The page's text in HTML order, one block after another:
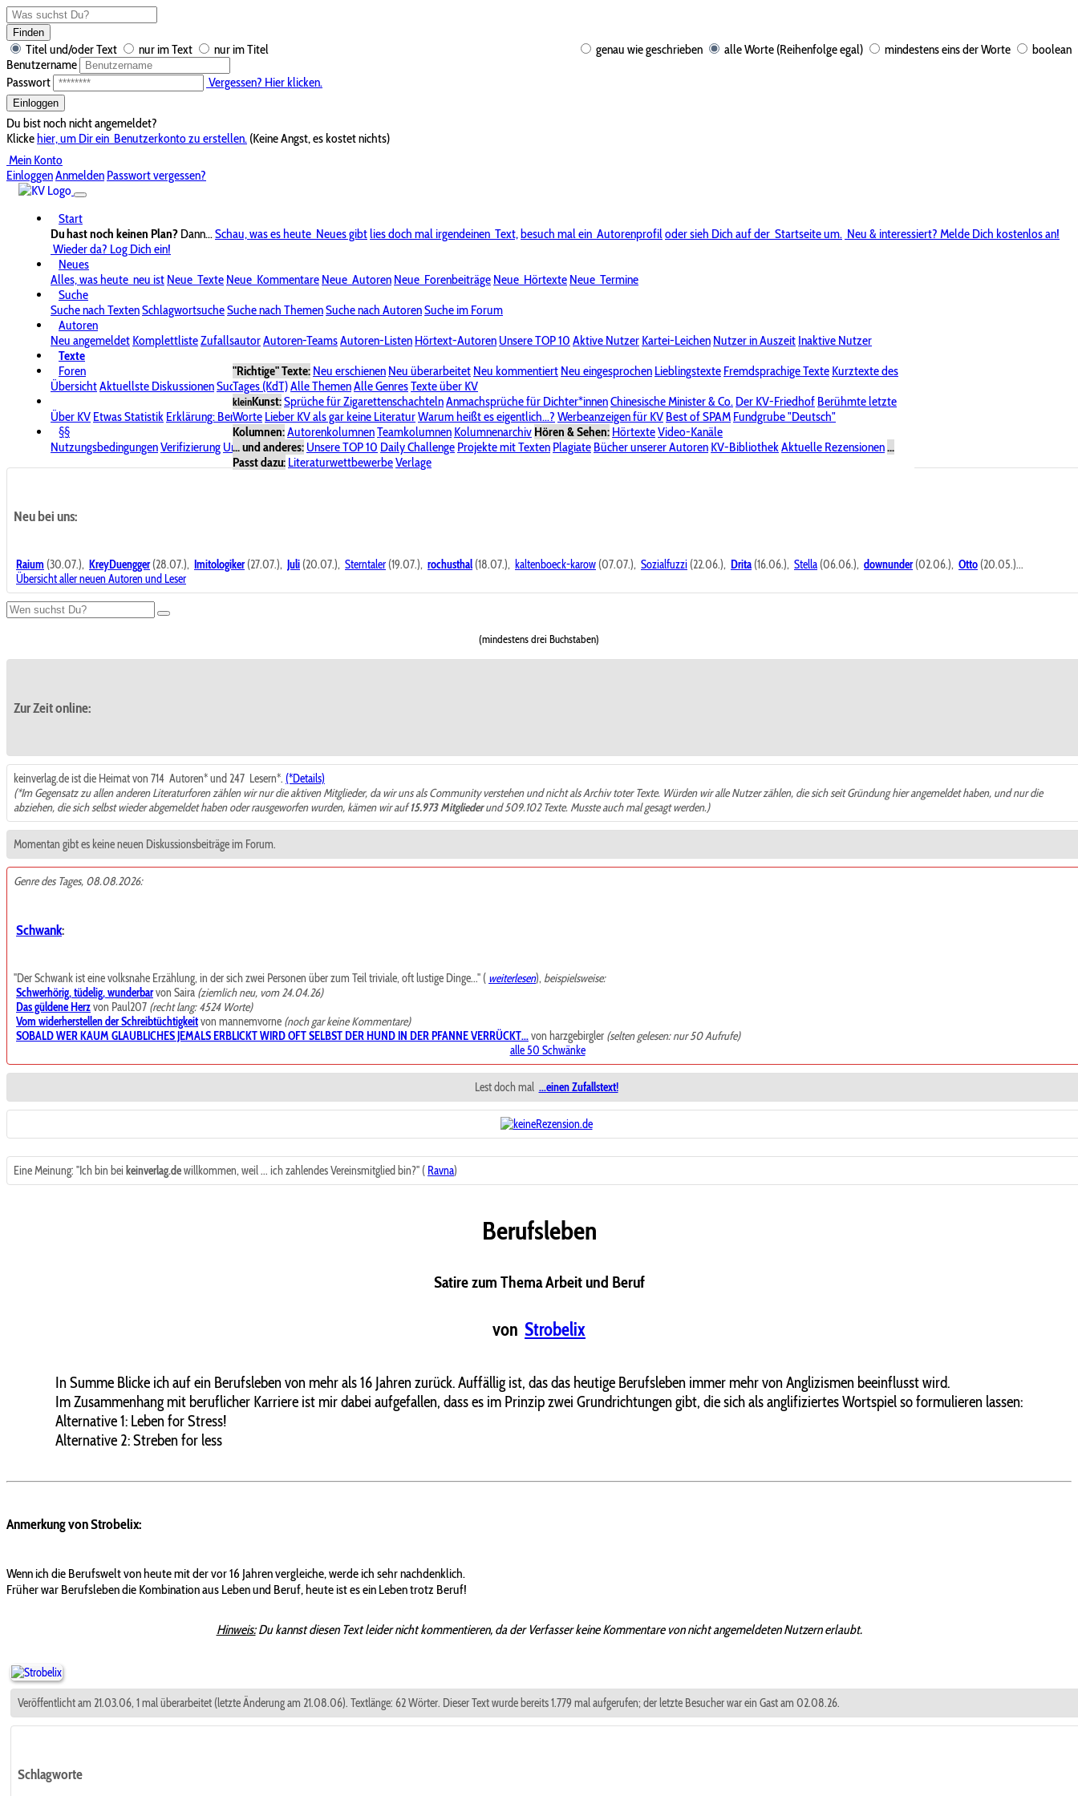
Finden
genau wie geschrieben alle Worte (Reihenfolge egal) mindestens eins der Worte boolean
Titel und/oder Text nur im Text
nur im Titel
Benutzername
Passwort
Vergessen? Hier klicken.
Einloggen
Du bist noch nicht angemeldet?
Klickehier, um Dir ein Benutzerkonto zu erstellen. (Keine Angst, es kostet nichts)
Mein Konto
EinloggenAnmelden Passwort vergessen?
Start
Du hast noch keinen Plan? Dann...Schau, was es heute Neues gibtlies doch mal irgendeinen Text,besuch mal ein Autorenprofiloder sieh Dich auf der Startseite um. Neu & interessiert? Melde Dich kostenlos an!
Wieder da? Log Dich ein!
Neues
Alles, was heute neu ist Neue Texte Neue Kommentare Neue Autoren Neue Forenbeiträge Neue Hörtexte Neue Termine
Suche
Suche nach TextenSchlagwortsucheSuche nach ThemenSuche nach AutorenSuche im Forum
Autoren
Neu angemeldet KomplettlisteZufallsautorAutoren-TeamsAutoren-Listen Hörtext-Autoren Unsere TOP 10 Aktive Nutzer Kartei-Leichen Nutzer in Auszeit Inaktive Nutzer
Texte
"Richtige" Texte: Neu erschienen Neu überarbeitet Neu kommentiert Neu eingesprochen Lieblingstexte Fremdsprachige Texte Kurztexte des
Tages (KdT)Alle ThemenAlle GenresTexte über KV
kleinKunst:Sprüche für ZigarettenschachtelnAnmachsprüche für Dichter*innenChinesische Minister & Co. Der KV-Friedhof Berühmte letzte
Worte Lieber KV als gar keine LiteraturWarum heißt es eigentlich...? Werbeanzeigen für KV Best of SPAM Fundgrube "Deutsch"
Kolumnen:AutorenkolumnenTeamkolumnen Kolumnenarchiv Hören & Sehen: HörtexteVideo-Kanäle
... und anderes: Unsere TOP 10 Daily Challenge Projekte mit Texten Plagiate Bücher unserer Autoren KV-BibliothekAktuelle Rezensionen...
Passt dazu: LiteraturwettbewerbeVerlage
Foren
ÜbersichtAktuellste DiskussionenSuche im ForumBereich "KV-Board"Bereich "Literatur & Schreiberei"
Über KV Etwas Statistik Erklärung: BenutzersymboleSpende für KV Unsere SpenderlisteAlle Wege führen zu KVPasswort vergessen?
§§
NutzungsbedingungenVerifizierung UrheberrechtAvatare & BilderStalkingDatenschutzerklärungImpressum
Neu bei uns:
Raium (30.07.), KreyDuengger(28.07.), Imitologiker(27.07.), Juli (20.07.), Sterntaler (19.07.), rochusthal (18.07.), kaltenboeck-karow (07.07.), Sozialfuzzi (22.06.), Drita (16.06.), Stella (06.06.), downunder(02.06.), Otto (20.05.)...
Übersicht aller neuen Autoren und Leser
(mindestens drei Buchstaben)
Zur Zeit online:
keinverlag.de ist die Heimat von 714 Autoren* und 247 Lesern*. (*Details)
(*Im Gegensatz zu allen anderen Literaturforen zählen wir nur die aktiven Mitglieder, da wir uns als Community verstehen und nicht als Archiv toter Texte. Würden wir alle Nutzer zählen, die sich seit Gründung hier angemeldet haben, und nur die
abziehen, die sich selbst wieder abgemeldet haben oder rausgeworfen wurden, kämen wir auf15.973 Mitgliederund 509.102 Texte. Musste auch mal gesagt werden.)
Momentan gibt es keine neuen Diskussionsbeiträge im Forum.
Genre des Tages, 08.08.2026:
Schwank:
"Der Schwank ist eine volksnahe Erzählung, in der sich zwei Personen über zum Teil triviale, oft lustige Dinge..." ( weiterlesen),beispielsweise:
Schwerhörig, tüdelig, wunderbarvon Saira (ziemlich neu, vom 24.04.26)
Das güldene Herzvon Paul207 (recht lang: 4524 Worte)
Vom widerherstellen der Schreibtüchtigkeitvon mannemvorne (noch gar keine Kommentare)
SOBALD WER KAUM GLAUBLICHES JEMALS ERBLICKT WIRD OFT SELBST DER HUND IN DER PFANNE VERRÜCKT...von harzgebirgler (selten gelesen: nur 50 Aufrufe)
alle 50 Schwänke
Lest doch mal ...einen Zufallstext!
Eine Meinung: "Ich bin bei keinverlag.dewillkommen, weil ... ich zahlendes Vereinsmitglied bin?" ( Ravna)
Berufsleben
Satire zum Thema Arbeit und Beruf
von Strobelix
In Summe Blicke ich auf ein Berufsleben von mehr als 16 Jahren zurück. Auffällig ist, das das heutige Berufsleben immer mehr von Anglizismen beeinflusst wird.
Im Zusammenhang mit beruflicher Karriere ist mir dabei aufgefallen, dass es im Prinzip zwei Grundrichtungen gibt, die sich als anglifiziertes Wortspiel so formulieren lassen:
Alternative 1: Leben for Stress!
Alternative 2: Streben for less
Anmerkung von Strobelix:
Wenn ich die Berufswelt von heute mit der vor 16 Jahren vergleiche, werde ich sehr nachdenklich.
Früher war Berufsleben die Kombination aus Leben und Beruf, heute ist es ein Leben trotz Beruf!
Hinweis:Du kannst diesen Text leider nicht kommentieren, da der Verfasser keine Kommentare von nicht angemeldeten Nutzern erlaubt.
Veröffentlicht am 21.03.06, 1 mal überarbeitet (letzte Änderung am 21.08.06). Textlänge: 62 Wörter. Dieser Text wurde bereits 1.779 mal aufgerufen; der letzte Besucher war ein Gast am 02.08.26.
Schlagworte